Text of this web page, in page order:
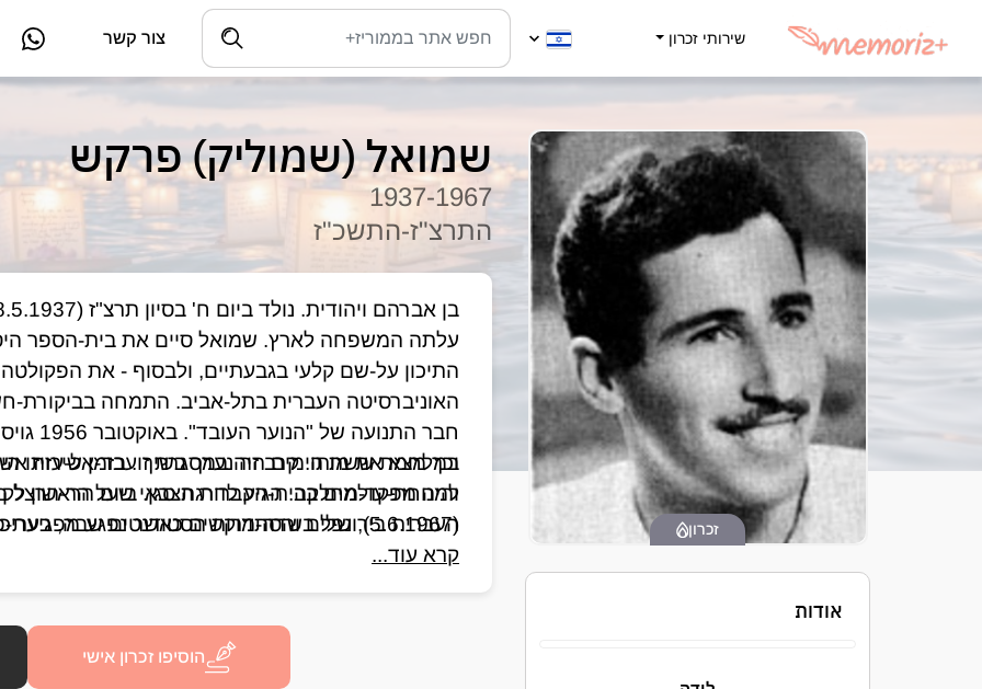
שירותי זכרון צור קשר
זכרון
אודות
שמואל (שמוליק) פרקש
1937-1967
התרצ"ז-התשכ"ז
(5.6.1967), נפל בשדה-מוקשים כאשר נפגע מפגיעת-פגז -
העברית בירושלים והסתדרות הסטודנטים שבה,
קרא עוד...
הוסיפו זכרון אישי